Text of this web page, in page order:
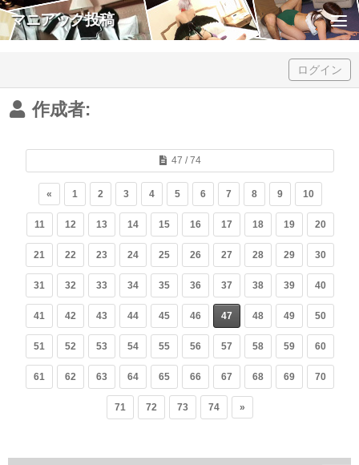
Skip to content
マニアック投稿
ログイン
作成者:
47 / 74
« 1 2 3 4 5 6 7 8 9 10
11 12 13 14 15 16 17 18 19 20
21 22 23 24 25 26 27 28 29 30
31 32 33 34 35 36 37 38 39 40
41 42 43 44 45 46 47 48 49 50
51 52 53 54 55 56 57 58 59 60
61 62 63 64 65 66 67 68 69 70
71 72 73 74 »